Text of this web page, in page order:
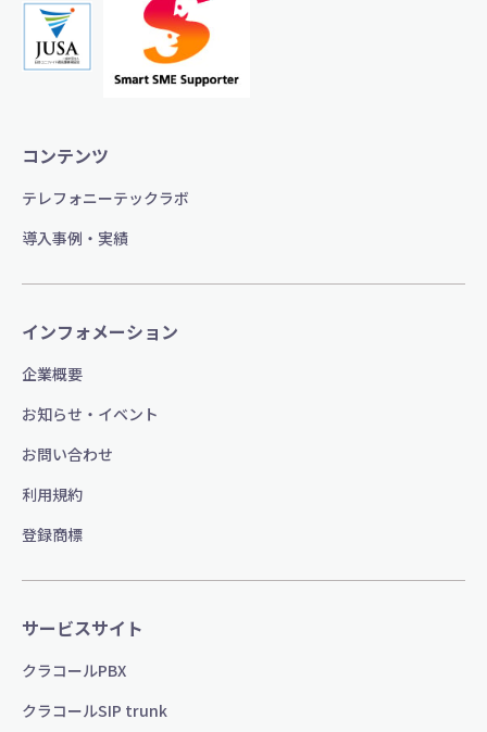
コンテンツ
テレフォニーテックラボ
導入事例・実績
インフォメーション
企業概要
お知らせ・イベント
お問い合わせ
利用規約
登録商標
サービスサイト
クラコールPBX
クラコールSIP trunk